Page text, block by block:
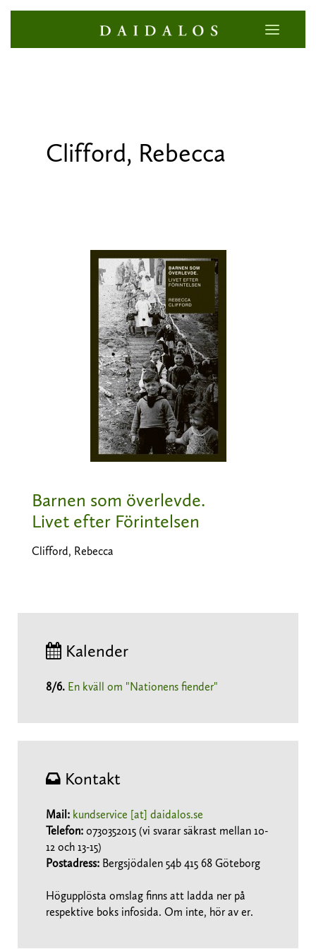
Clifford, Rebecca
Barnen som överlevde.
Livet efter Förintelsen
Clifford, Rebecca
Kalender
8/6. En kväll om "Nationens fiender"
Kontakt
Mail: kundservice [at] daidalos.se
Telefon: 0730352015 (vi svarar säkrast mellan 10-
12 och 13-15)
Postadress: Bergsjödalen 54b 415 68 Göteborg
Högupplösta omslag finns att ladda ner på
respektive boks infosida. Om inte, hör av er.